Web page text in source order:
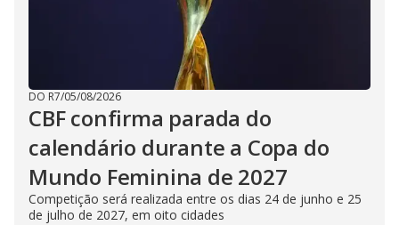
DO R7/05/08/2026
CBF confirma parada do
calendário durante a Copa do
Mundo Feminina de 2027
Competição será realizada entre os dias 24 de junho e 25
de julho de 2027, em oito cidades